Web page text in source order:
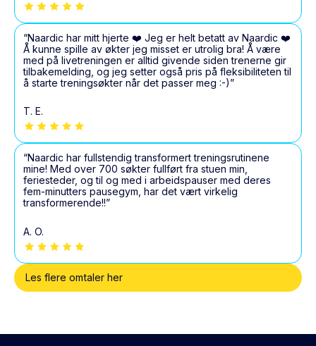
“Naardic har mitt hjerte ❤️ Jeg er helt betatt av Naardic ❤️
Å kunne spille av økter jeg misset er utrolig bra! Å være
med på livetreningen er alltid givende siden trenerne gir
tilbakemelding, og jeg setter også pris på fleksibiliteten til
å starte treningsøkter når det passer meg :-)”
T. E.
“Naardic har fullstendig transformert treningsrutinene
mine! Med over 700 søkter fullført fra stuen min,
feriesteder, og til og med i arbeidspauser med deres
fem-minutters pausegym, har det vært virkelig
transformerende!!”
A. O.
Les flere omtaler her